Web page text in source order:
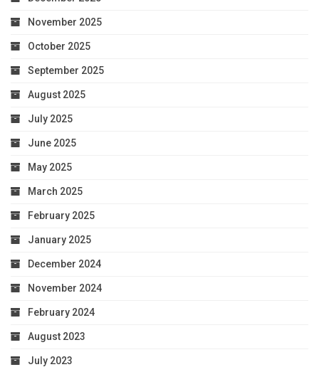
November 2025
October 2025
September 2025
August 2025
July 2025
June 2025
May 2025
March 2025
February 2025
January 2025
December 2024
November 2024
February 2024
August 2023
July 2023